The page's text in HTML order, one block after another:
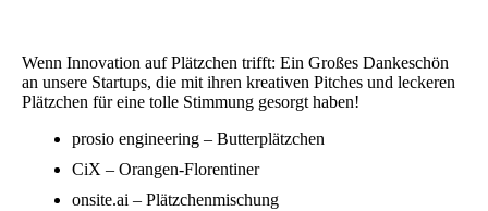
Wenn Innovation auf Plätzchen trifft: Ein Großes Dankeschön
an unsere Startups, die mit ihren kreativen Pitches und leckeren
Plätzchen für eine tolle Stimmung gesorgt haben!
prosio engineering – Butterplätzchen
CiX – Orangen-Florentiner
onsite.ai – Plätzchenmischung